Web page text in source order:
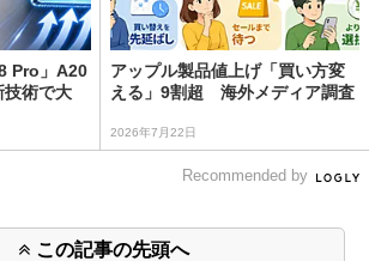
Pro」A20
術で大
アップル製品値上げ「買い方変
える」9割超 海外メディア調査
2026年7月22日
Recommended by
この記事の先頭へ